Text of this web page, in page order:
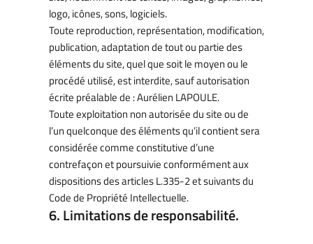
logo, icônes, sons, logiciels.
Toute reproduction, représentation, modification,
publication, adaptation de tout ou partie des
éléments du site, quel que soit le moyen ou le
procédé utilisé, est interdite, sauf autorisation
écrite préalable de : Aurélien LAPOULE.
Toute exploitation non autorisée du site ou de
l’un quelconque des éléments qu’il contient sera
considérée comme constitutive d’une
contrefaçon et poursuivie conformément aux
dispositions des articles L.335-2 et suivants du
Code de Propriété Intellectuelle.
6. Limitations de responsabilité.